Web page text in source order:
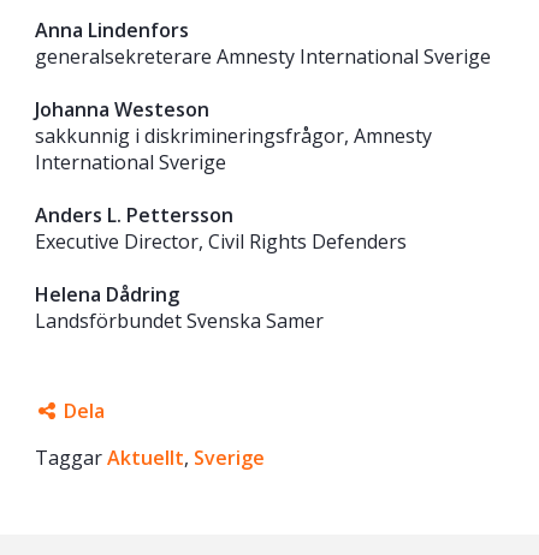
Anna Lindenfors
generalsekreterare Amnesty International Sverige
Johanna Westeson
sakkunnig i diskrimineringsfrågor, Amnesty
International Sverige
Anders L. Pettersson
Executive Director, Civil Rights Defenders
Helena Dådring
Landsförbundet Svenska Samer
Dela
Facebook
TaggarAktuellt, Sverige